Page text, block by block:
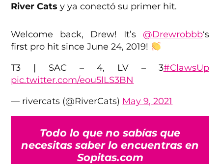
River Cats y ya conectó su primer hit.
Welcome back, Drew! It’s @Drewrobbb‘s
first pro hit since June 24, 2019!
T3 | SAC – 4, LV – 3#ClawsUp
pic.twitter.com/eou5lLS3BN
— rivercats (@RiverCats) May 9, 2021
Todo lo que no sabías que
necesitas saber lo encuentras en
Sopitas.com